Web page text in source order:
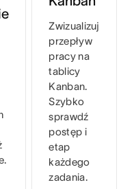
Zwizualizuj
przepływ
pracy na
tablicy
Kanban.
Szybko
sprawdź
postęp i
etap
każdego
zadania.